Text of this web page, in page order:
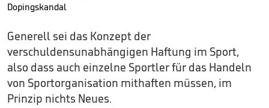
Dopingskandal
Generell sei das Konzept der
verschuldensunabhängigen Haftung im Sport,
also dass auch einzelne Sportler für das Handeln
von Sportorganisation mithaften müssen, im
Prinzip nichts Neues.